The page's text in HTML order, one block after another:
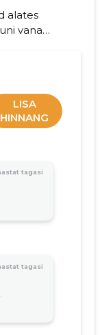
alates
vana
Eestis.
LISA
HINNANG
tagasi
tagasi